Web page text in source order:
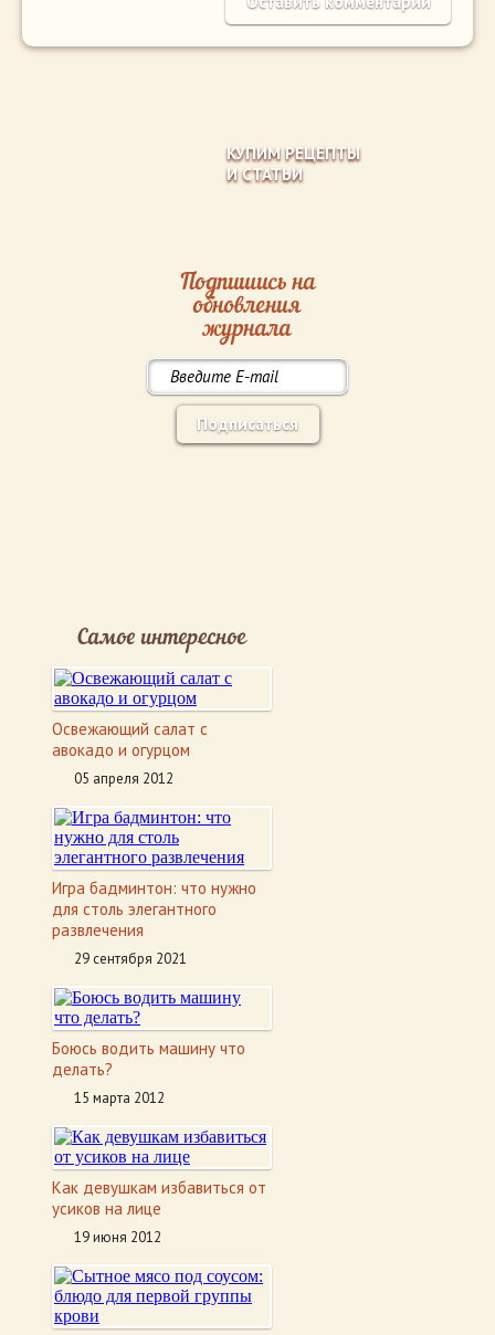
КУПИМ РЕЦЕПТЫ
И СТАТЬИ
Подпишись на
обновления
журнала
Подписаться
Самое интересное
Освежающий салат с
авокадо и огурцом
05 апреля 2012
Игра бадминтон: что нужно
для столь элегантного
развлечения
29 сентября 2021
Боюсь водить машину что
делать?
15 марта 2012
Как девушкам избавиться от
усиков на лице
19 июня 2012